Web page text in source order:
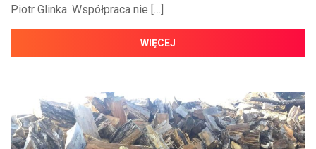
Piotr Glinka. Współpraca nie […]
WIĘCEJ